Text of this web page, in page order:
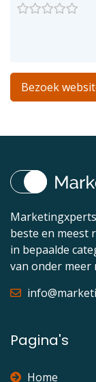
Bezoek
beste en meest
in bepaalde
van onder meer
Pagina's
Home